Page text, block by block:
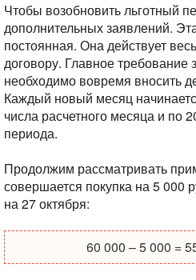
Чтобы возобновить льготный
дополнительных заявлений.
постоянная. Она действует
договору. Главное требование
необходимо вовремя вносить
Каждый новый месяц
числа расчетного месяца и по
периода.
Продолжим рассматривать
совершается покупка на 5 000
на 27 октября:
60 000 – 5 000 =